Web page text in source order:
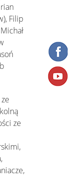
Filip
ze